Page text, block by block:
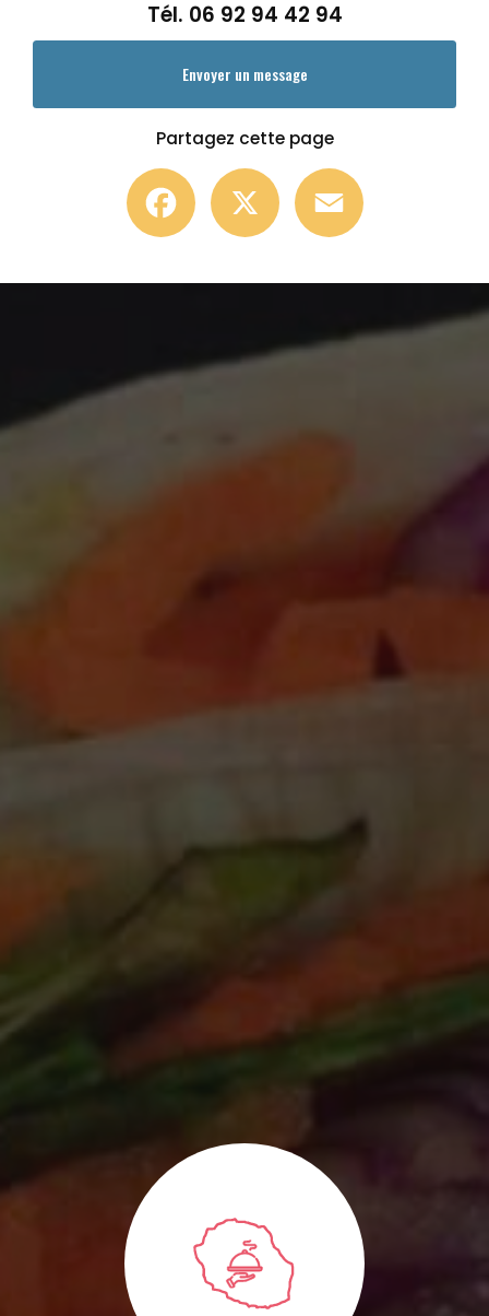
Tél. 06 92 94 42 94
Envoyer un message
Partagez cette page
Facebook